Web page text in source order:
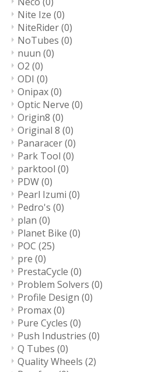
Nite Ize (0)
NiteRider(0)
NoTubes (0)
nuun (0)
O2 (0)
ODI (0)
Onipax(0)
Optic Nerve (0)
Origin8 (0)
Original 8 (0)
Panaracer(0)
Park Tool (0)
parktool (0)
PDW(0)
Pearl Izumi (0)
Pedro's (0)
plan (0)
Planet Bike (0)
POC (25)
pre (0)
PrestaCycle (0)
Problem Solvers (0)
Profile Design (0)
Promax(0)
Pure Cycles (0)
Push Industries (0)
Q Tubes (0)
Quality Wheels (2)